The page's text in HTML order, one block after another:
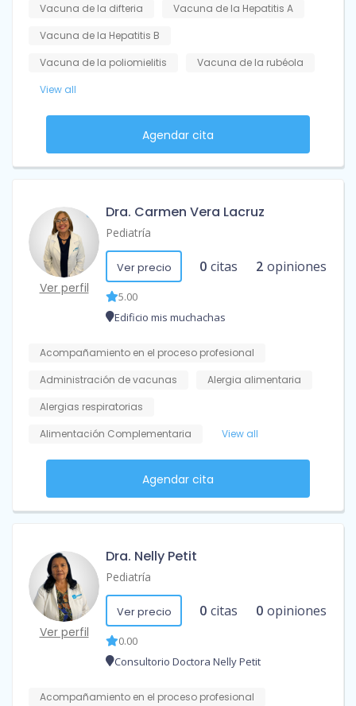
Vacuna de la difteria
Vacuna de la Hepatitis A
Vacuna de la Hepatitis B
Vacuna de la poliomielitis
Vacuna de la rubéola
View all
Agendar cita
Ver perfil
Dra. Carmen Vera Lacruz
Pediatría
Ver precio 0 citas 2 opiniones
5.00
Edificio mis muchachas
Acompañamiento en el proceso profesional
Administración de vacunas
Alergia alimentaria
Alergias respiratorias
Alimentación Complementaria
View all
Agendar cita
Ver perfil
Dra. Nelly Petit
Pediatría
Ver precio 0 citas 0 opiniones
0.00
Consultorio Doctora Nelly Petit
Acompañamiento en el proceso profesional